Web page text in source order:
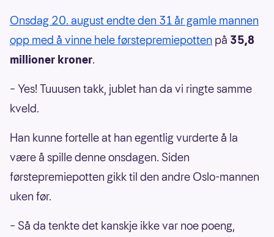
Onsdag 20. august endte den 31 år gamle mannen
opp med å vinne hele førstepremiepotten på 35,8
millioner kroner.
– Yes! Tuuusen takk, jublet han da vi ringte samme
kveld.
Han kunne fortelle at han egentlig vurderte å la
være å spille denne onsdagen. Siden
førstepremiepotten gikk til den andre Oslo-mannen
uken før.
– Så da tenkte det kanskje ikke var noe poeng,